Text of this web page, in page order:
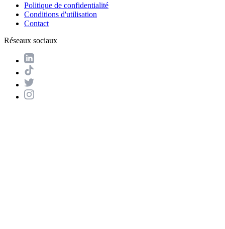
Politique de confidentialité
Conditions d'utilisation
Contact
Réseaux sociaux